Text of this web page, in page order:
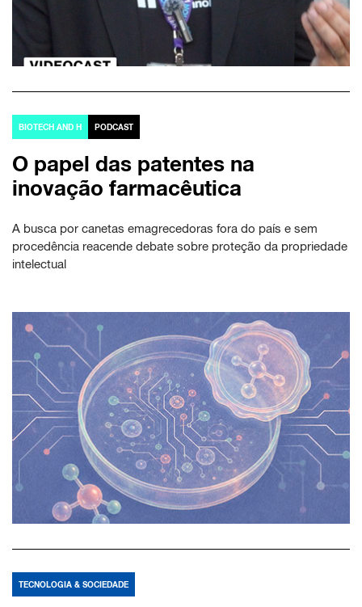
BIOTECH AND H PODCAST
O papel das patentes na
inovação farmacêutica
A busca por canetas emagrecedoras fora do país e sem
procedência reacende debate sobre proteção da propriedade
intelectual
TECNOLOGIA & SOCIEDADE